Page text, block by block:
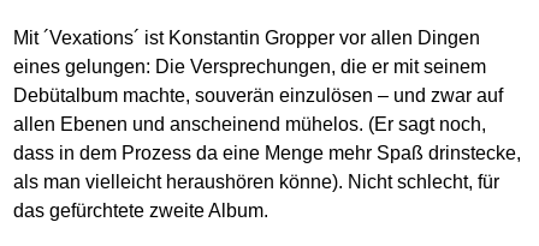
Mit ´Vexations´ ist Konstantin Gropper vor allen Dingen
eines gelungen: Die Versprechungen, die er mit seinem
Debütalbum machte, souverän einzulösen – und zwar auf
allen Ebenen und anscheinend mühelos. (Er sagt noch,
dass in dem Prozess da eine Menge mehr Spaß drinstecke,
als man vielleicht heraushören könne). Nicht schlecht, für
das gefürchtete zweite Album.